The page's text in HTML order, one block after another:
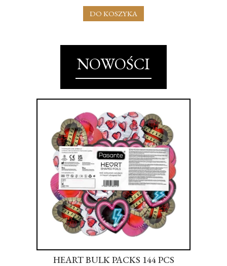
DO KOSZYKA
NOWOŚCI
HEART BULK PACKS 144 PCS